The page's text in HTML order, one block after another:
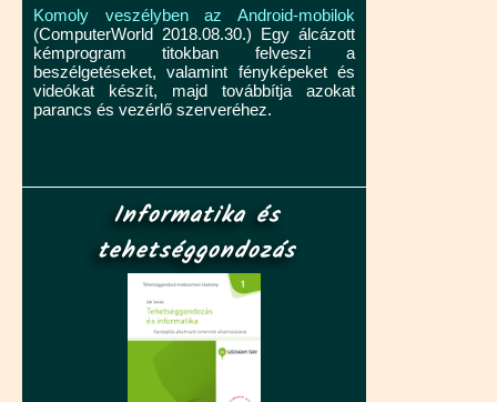
Komoly veszélyben az Android-mobilok
(ComputerWorld 2018.08.30.) Egy álcázott
kémprogram titokban felveszi a
beszélgetéseket, valamint fényképeket és
videókat készít, majd továbbítja azokat
parancs és vezérlő szerveréhez.
Informatika és
tehetséggondozás